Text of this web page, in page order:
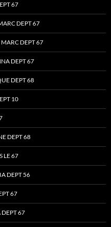
67
DEPT 67
DEPT 67
DEPT 67
DEPT 68
10
DEPT 68
LE 67
DEPT 56
67
DEPT 67